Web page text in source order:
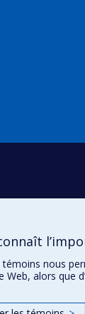
témoins nous
Web, alors que